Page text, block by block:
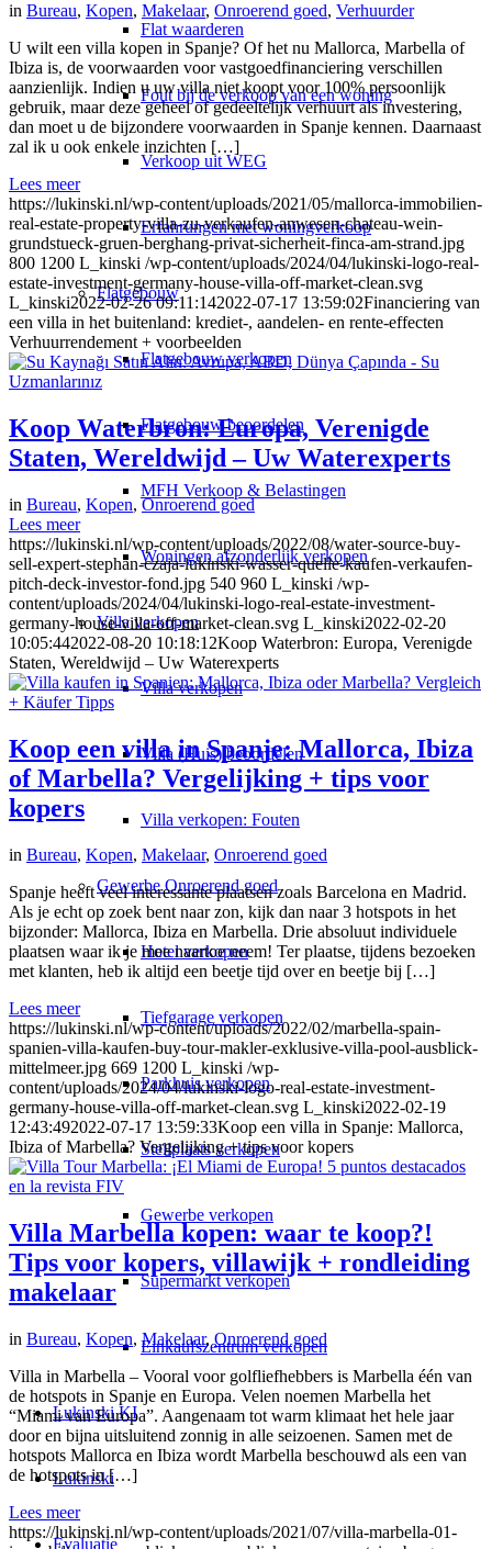
Flat waarderen
Fout bij de verkoop van een woning
Verkoop uit WEG
Erfahrungen met woningverkoop
Flatgebouw
Flatgebouw verkopen
Flatgebouw beoordelen
MFH Verkoop & Belastingen
Woningen afzonderlijk verkopen
Villaverkopen
Villa verkopen
Villa (Huis) beoordelen
Villa verkopen: Fouten
GewerbeOnroerend goed
Hotel verkopen
Tiefgarage verkopen
Parkhuis verkopen
Stellplaats verkopen
Gewerbe verkopen
Supermarkt verkopen
Einkaufszentrum verkopen
Lukinski KI
Lukinski
Evaluatie
in Bureau, Kopen, Makelaar, Onroerend goed, Verhuurder
U wilt een villa kopen in Spanje? Of het nu Mallorca, Marbella of
Ibiza is, de voorwaarden voor vastgoedfinanciering verschillen
aanzienlijk. Indien u uw villa niet koopt voor 100% persoonlijk
gebruik, maar deze geheel of gedeeltelijk verhuurt als investering,
dan moet u de bijzondere voorwaarden in Spanje kennen. Daarnaast
zal ik u ook enkele inzichten […]
Lees meer
https://lukinski.nl/wp-content/uploads/2021/05/mallorca-immobilien-
real-estate-property-villa-zu-verkaufen-anwesen-chateau-wein-
grundstueck-gruen-berghang-privat-sicherheit-finca-am-strand.jpg
800 1200 L_kinski /wp-content/uploads/2024/04/lukinski-logo-real-
estate-investment-germany-house-villa-off-market-clean.svg
L_kinski2022-02-26 09:11:142022-07-17 13:59:02Financiering van
een villa in het buitenland: krediet-, aandelen- en rente-effecten
Verhuurrendement + voorbeelden
Koop Waterbron: Europa, Verenigde
Staten, Wereldwijd – Uw Waterexperts
in Bureau, Kopen,Onroerend goed
Lees meer
https://lukinski.nl/wp-content/uploads/2022/08/water-source-buy-
sell-expert-stephan-czaja-lukinski-wasser-quelle-kaufen-verkaufen-
pitch-deck-investor-fond.jpg 540 960 L_kinski /wp-
content/uploads/2024/04/lukinski-logo-real-estate-investment-
germany-house-villa-off-market-clean.svg L_kinski2022-02-20
10:05:442022-08-20 10:18:12Koop Waterbron: Europa, Verenigde
Staten, Wereldwijd – Uw Waterexperts
Koop een villa in Spanje: Mallorca, Ibiza
of Marbella? Vergelijking + tips voor
kopers
in Bureau, Kopen, Makelaar, Onroerend goed
Spanje heeft veel interessante plaatsen zoals Barcelona en Madrid.
Als je echt op zoek bent naar zon, kijk dan naar 3 hotspots in het
bijzonder: Mallorca, Ibiza en Marbella. Drie absoluut individuele
plaatsen waar ik je mee naartoe neem! Ter plaatse, tijdens bezoeken
met klanten, heb ik altijd een beetje tijd over en beetje bij […]
Lees meer
https://lukinski.nl/wp-content/uploads/2022/02/marbella-spain-
spanien-villa-kaufen-buy-tour-makler-exklusive-villa-pool-ausblick-
mittelmeer.jpg 669 1200 L_kinski /wp-
content/uploads/2024/04/lukinski-logo-real-estate-investment-
germany-house-villa-off-market-clean.svg L_kinski2022-02-19
12:43:492022-07-17 13:59:33Koop een villa in Spanje: Mallorca,
Ibiza of Marbella? Vergelijking + tips voor kopers
Villa Marbella kopen: waar te koop?!
Tips voor kopers, villawijk + rondleiding
makelaar
in Bureau, Kopen,Makelaar, Onroerend goed
Villa in Marbella – Vooral voor golfliefhebbers is Marbella één van
de hotspots in Spanje en Europa. Velen noemen Marbella het
“Miami van Europa”. Aangenaam tot warm klimaat het hele jaar
door en bijna uitsluitend zonnig in alle seizoenen. Samen met de
hotspots Mallorca en Ibiza wordt Marbella beschouwd als een van
de hotspots in […]
Lees meer
https://lukinski.nl/wp-content/uploads/2021/07/villa-marbella-01-